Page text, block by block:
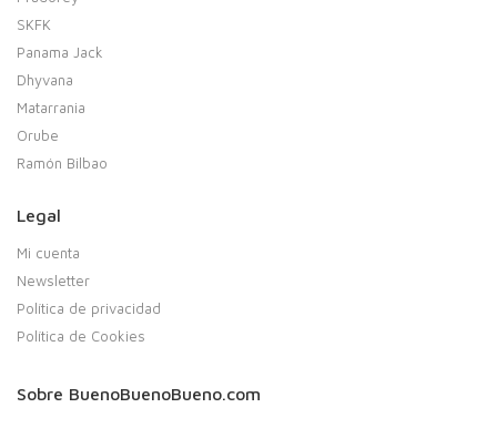
SKFK
Panama Jack
Dhyvana
Matarrania
Orube
Ramón Bilbao
Legal
Mi cuenta
Newsletter
Política de privacidad
Política de Cookies
Sobre BuenoBuenoBueno.com